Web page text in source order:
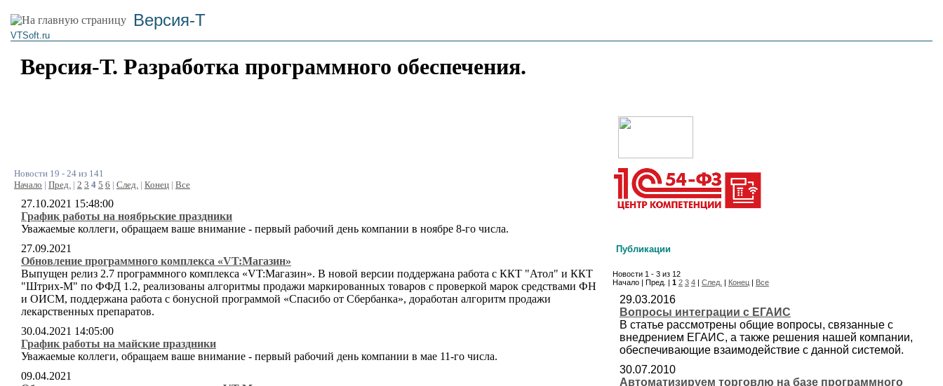
Версия-Т
VTSoft.ru
Версия-Т. Разработка программного обеспечения.
Новости 19 - 24 из 141
Начало | Пред. | 2 3 4 5 6 | След. | Конец | Все
27.10.2021 15:48:00
График работы на ноябрьские праздники
Уважаемые коллеги, обращаем ваше внимание - первый рабочий день компании в ноябре 8-го числа.
27.09.2021
Обновление программного комплекса «VT:Магазин»
Выпущен релиз 2.7 программного комплекса «VT:Магазин». В новой версии поддержана работа с ККТ "Атол" и ККТ
"Штрих-М" по ФФД 1.2, реализованы алгоритмы продажи маркированных товаров с проверкой марок средствами ФН
и ОИСМ, поддержана работа с бонусной программой «Спасибо от Сбербанка», доработан алгоритм продажи
лекарственных препаратов.
30.04.2021 14:05:00
График работы на майские праздники
Уважаемые коллеги, обращаем ваше внимание - первый рабочий день компании в мае 11-го числа.
09.04.2021
Публикации
Новости 1 - 3 из 12
Начало | Пред. | 1 2 3 4 | След. | Конец | Все
29.03.2016
Вопросы интеграции с ЕГАИС
В статье рассмотрены общие вопросы, связанные с
внедрением ЕГАИС, а также решения нашей компании,
обеспечивающие взаимодействие с данной системой.
30.07.2010
Автоматизируем торговлю на базе программного